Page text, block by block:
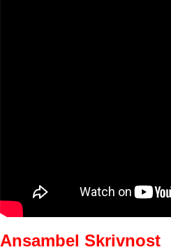
Ansambel Skrivnost